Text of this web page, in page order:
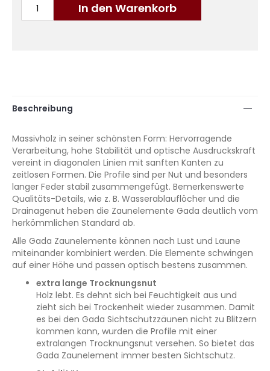
In den Warenkorb
Beschreibung
Massivholz in seiner schönsten Form: Hervorragende
Verarbeitung, hohe Stabilität und optische Ausdruckskraft
vereint in diagonalen Linien mit sanften Kanten zu
zeitlosen Formen. Die Profile sind per Nut und besonders
langer Feder stabil zusammengefügt. Bemerkenswerte
Qualitäts-Details, wie z. B. Wasserablauflöcher und die
Drainagenut heben die Zaunelemente Gada deutlich vom
herkömmlichen Standard ab.
Alle Gada Zaunelemente können nach Lust und Laune
miteinander kombiniert werden. Die Elemente schwingen
auf einer Höhe und passen optisch bestens zusammen.
extra lange Trocknungsnut
Holz lebt. Es dehnt sich bei Feuchtigkeit aus und
zieht sich bei Trockenheit wieder zusammen. Damit
es bei den Gada Sichtschutzzäunen nicht zu Blitzern
kommen kann, wurden die Profile mit einer
extralangen Trocknungsnut versehen. So bietet das
Gada Zaunelement immer besten Sichtschutz.